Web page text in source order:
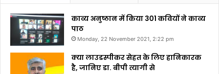
काव्य अनुष्ठान में किया 301 कवियों ने काव्य
पाठ
Monday, 22 November 2021, 2:22 pm
क्या लाउडस्पीकर सेहत के लिए हानिकारक
है, जानिए डा. बीपी त्यागी से